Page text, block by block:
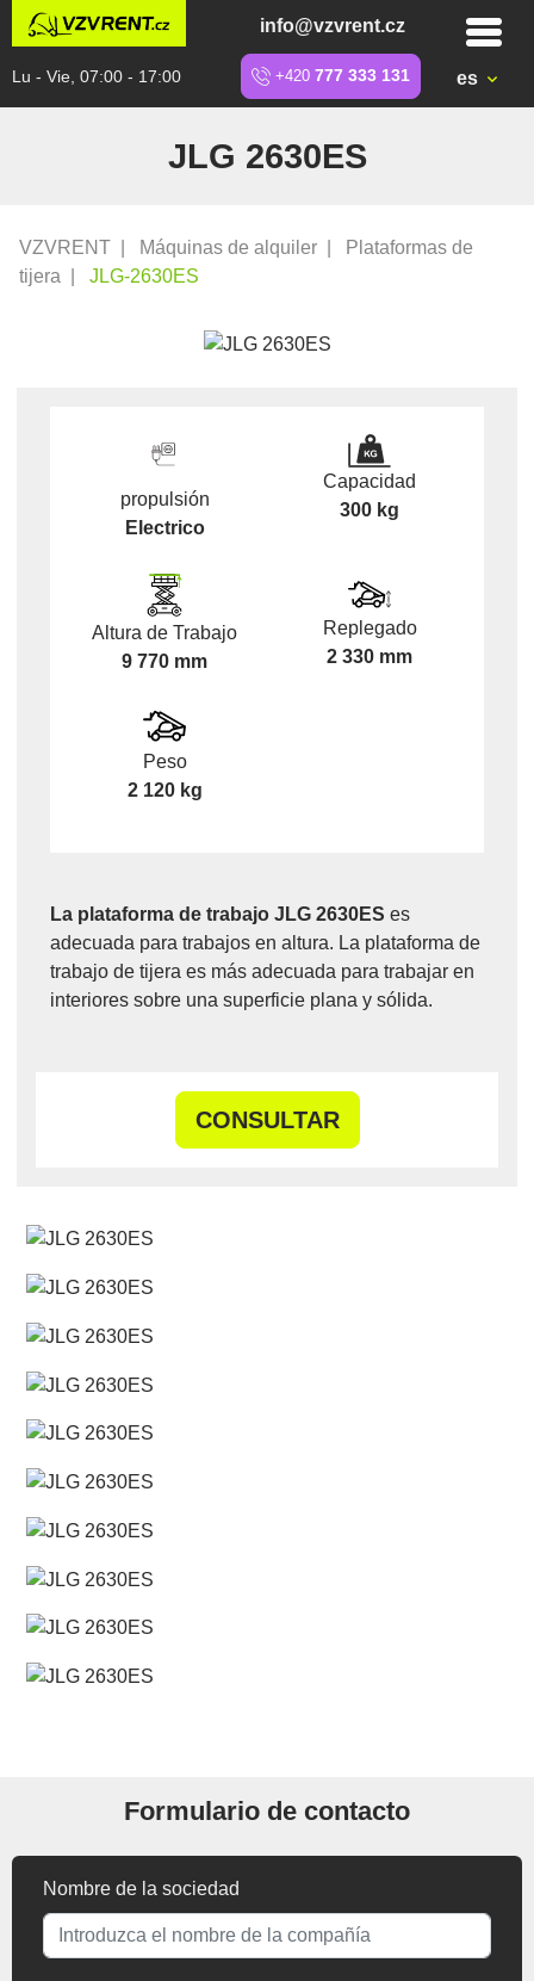
info@vzvrent.cz
Lu - Vie, 07:00 - 17:00 +420 777 333 131 es
JLG 2630ES
VZVRENT Máquinas de alquiler
Plataformas de
tijera
JLG-2630ES
propulsión
Electrico
Capacidad
300 kg
Altura de Trabajo
9 770 mm
Replegado
2 330 mm
Peso
2 120 kg
La plataforma de trabajo JLG 2630ES es
adecuada para trabajos en altura. La plataforma de
trabajo de tijera es más adecuada para trabajar en
interiores sobre una superficie plana y sólida.
CONSULTAR
Formulario de contacto
Nombre de la sociedad